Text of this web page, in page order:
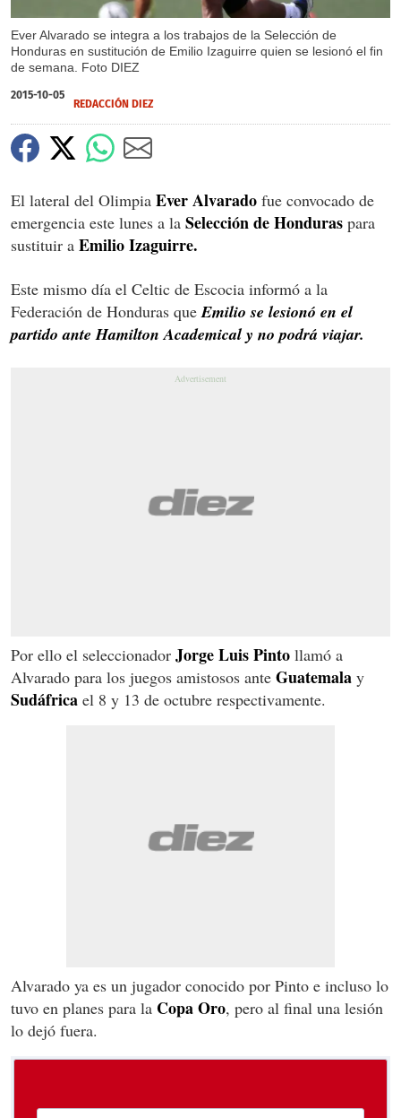
Ever Alvarado se integra a los trabajos de la Selección de
Honduras en sustitución de Emilio Izaguirre quien se lesionó el fin
de semana. Foto DIEZ
2015-10-05
REDACCIÓN DIEZ
El lateral del Olimpia Ever Alvarado fue convocado de
emergencia este lunes a la Selección de Honduras para
sustituir a Emilio Izaguirre.
Este mismo día el Celtic de Escocia informó a la
Federación de Honduras que Emilio se lesionó en el
partido ante Hamilton Academical y no podrá viajar.
Por ello el seleccionador Jorge Luis Pinto llamó a
Alvarado para los juegos amistosos ante Guatemala y
Sudáfrica el 8 y 13 de octubre respectivamente.
Alvarado ya es un jugador conocido por Pinto e incluso lo
tuvo en planes para la Copa Oro, pero al final una lesión
lo dejó fuera.